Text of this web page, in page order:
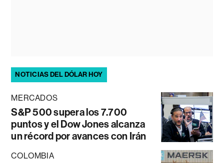
NOTICIAS DEL DÓLAR HOY
MERCADOS
S&P 500 supera los 7.700
puntos y el Dow Jones alcanza
un récord por avances con Irán
COLOMBIA